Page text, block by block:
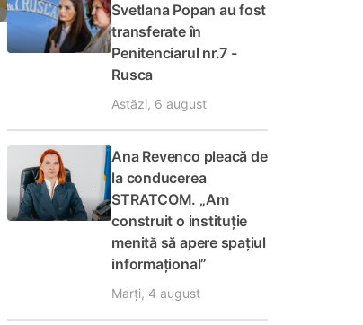
Svetlana Popan au fost
transferate în
Penitenciarul nr.7 -
Rusca
Astăzi, 6 august
Ana Revenco pleacă de
la conducerea
STRATCOM. „Am
construit o instituție
menită să apere spațiul
informațional”
Marți, 4 august